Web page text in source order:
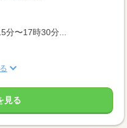
分〜17時30分...
見る